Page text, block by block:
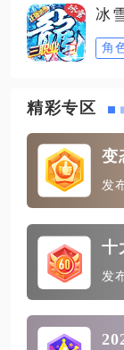
冰
角
精彩专区
变
发
十
发